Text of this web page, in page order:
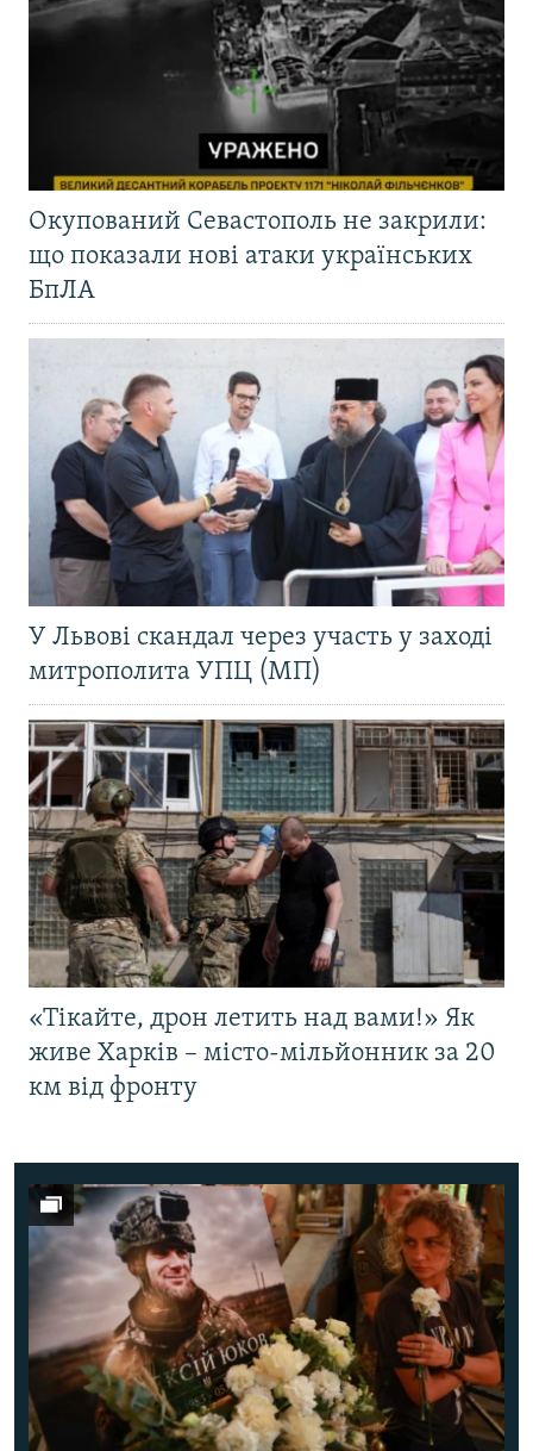
Окупований Севастополь не закрили:
що показали нові атаки українських
БпЛА
У Львові скандал через участь у заході
митрополита УПЦ (МП)
«Тікайте, дрон летить над вами!» Як
живе Харків – місто-мільйонник за 20
км від фронту